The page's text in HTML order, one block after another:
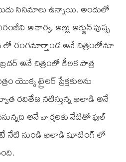
సినిమాలు ఉన్నాయి. అందులో
ఆచార్య, అల్లు అర్జున్ పుష్ప
లో రంగమార్తాండ అనే చిత్రంలోనూ
అనే చిత్రంలో కీలక పాత్ర
యొక్క ట్రైలర్ ప్రేక్షకులను
రవితేజ నటిస్తున్న ఖిలాడి అనే
అనే వార్తలకు నేటితో ఫుల్
నేటి నుండి ఖిలాడి షూటింగ్ లో